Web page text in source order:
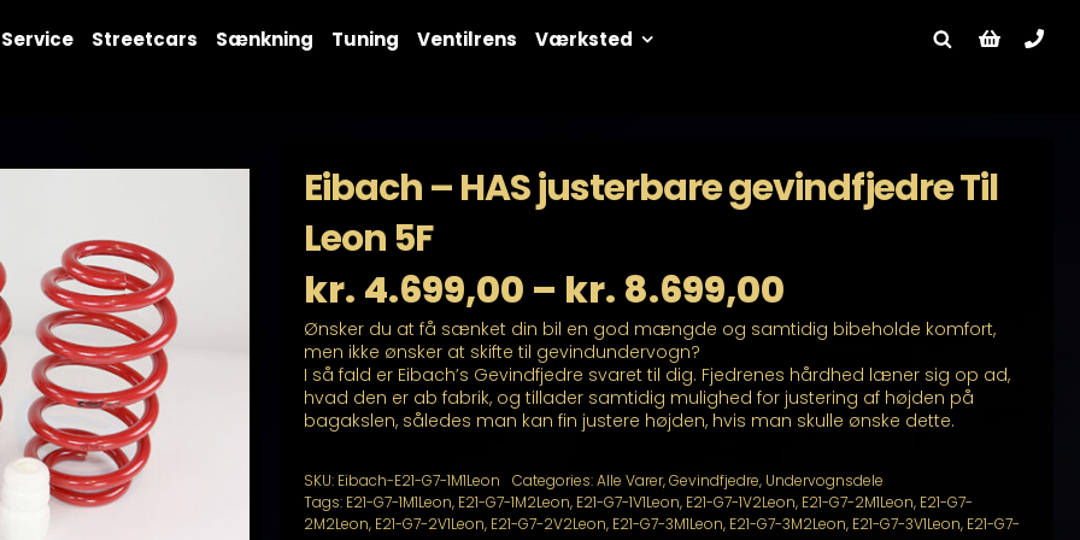
Service Streetcars Sænkning Tuning Ventilrens Værksted
Eibach – HAS justerbare gevindfjedre Til
Leon 5F
kr. 4.699,00 – kr. 8.699,00Prisinterval:
kr. 4.699,00
til
Ønsker du at få sænket din bil en god mængde og samtidig bibeholde komfort,
men ikke ønsker at skifte til gevindundervogn?
I så fald er Eibach’s Gevindfjedre svaret til dig. Fjedrenes hårdhed læner sig op ad,
hvad den er ab fabrik, og tillader samtidig mulighed for justering af højden på
bagakslen, således man kan fin justere højden, hvis man skulle ønske dette.
SKU: Eibach-E21-G7-1M1Leon Categories:Alle Varer,Gevindfjedre, Undervognsdele
Tags: E21-G7-1M1Leon, E21-G7-1M2Leon, E21-G7-1V1Leon, E21-G7-1V2Leon, E21-G7-2M1Leon, E21-G7-
2M2Leon, E21-G7-2V1Leon, E21-G7-2V2Leon, E21-G7-3M1Leon, E21-G7-3M2Leon, E21-G7-3V1Leon, E21-G7-